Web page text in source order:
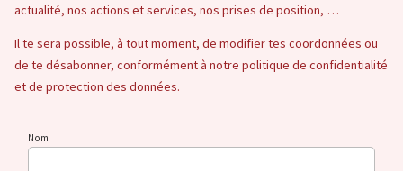
actualité, nos actions et services, nos prises de position, …
Il te sera possible, à tout moment, de modifier tes coordonnées ou
de te désabonner, conformément à notre politique de confidentialité
et de protection des données.
Nom